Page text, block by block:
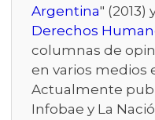
Argentina" (2013)
Derechos
columnas de
en varios medios
Actualmente
Infobae y La